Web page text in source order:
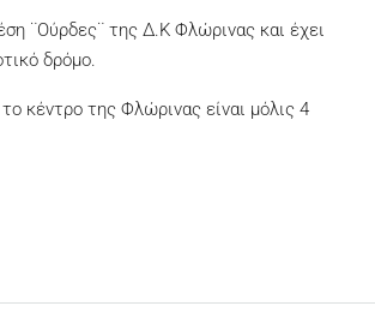
¨Ούρδες¨ της Δ.Κ Φλώρινας και έχει
δρόμο.
κέντρο της Φλώρινας είναι μόλις 4